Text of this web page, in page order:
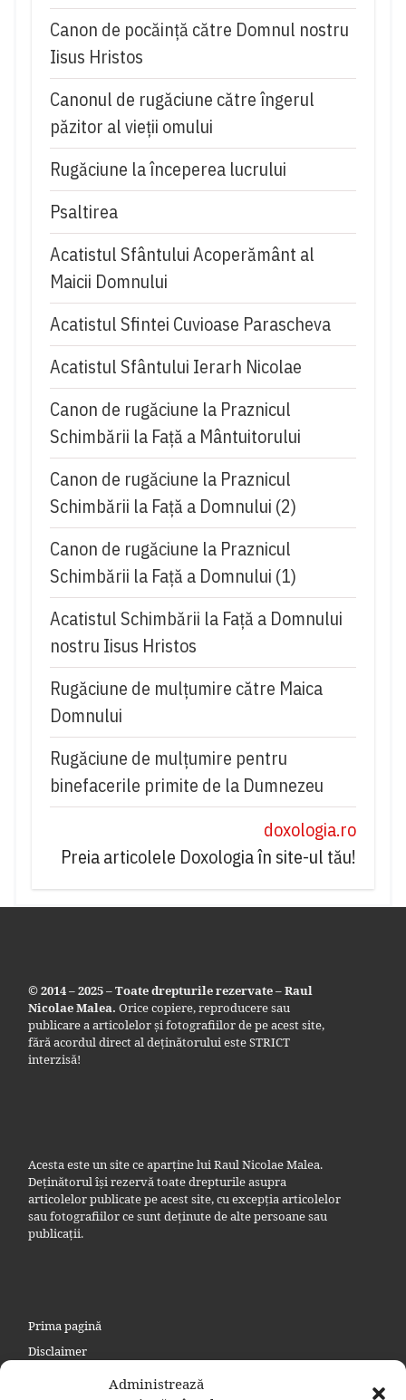
Administrează
Canon de pocăință către Domnul nostru
Iisus Hristos
Canonul de rugăciune către îngerul
păzitor al vieții omului
Rugăciune la începerea lucrului
Psaltirea
Acatistul Sfântului Acoperământ al
Maicii Domnului
Acatistul Sfintei Cuvioase Parascheva
Acatistul Sfântului Ierarh Nicolae
Canon de rugăciune la Praznicul
Schimbării la Față a Mântuitorului
Canon de rugăciune la Praznicul
Schimbării la Faţă a Domnului (2)
Canon de rugăciune la Praznicul
Schimbării la Faţă a Domnului (1)
Acatistul Schimbării la Faţă a Domnului
nostru Iisus Hristos
Rugăciune de mulţumire către Maica
Domnului
Rugăciune de mulțumire pentru
binefacerile primite de la Dumnezeu
doxologia.ro
Preia articolele Doxologia în site-ul tău!
© 2014 – 2025 – Toate drepturile rezervate – Raul
Nicolae Malea. Orice copiere, reproducere sau
publicare a articolelor și fotografiilor de pe acest site,
fără acordul direct al deținătorului este STRICT
interzisă!
Acesta este un site ce aparține lui Raul Nicolae Malea.
Deținătorul își rezervă toate drepturile asupra
articolelor publicate pe acest site, cu excepția articolelor
sau fotografiilor ce sunt deținute de alte persoane sau
publicații.
Prima pagină
Disclaimer
Politica de confidențialitate